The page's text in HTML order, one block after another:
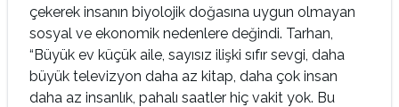
çekerek insanın biyolojik doğasına uygun olmayan
sosyal ve ekonomik nedenlere değindi. Tarhan,
“Büyük ev küçük aile, sayısız ilişki sıfır sevgi, daha
büyük televizyon daha az kitap, daha çok insan
daha az insanlık, pahalı saatler hiç vakit yok. Bu